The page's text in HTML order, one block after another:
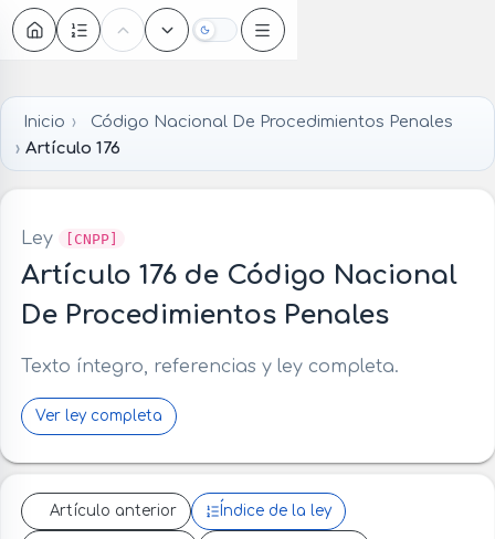
Oscuro
Inicio
Código Nacional De Procedimientos Penales
Artículo 176
Ley [CNPP]
Artículo 176 de Código Nacional
De Procedimientos Penales
Texto íntegro, referencias y ley completa.
Ver ley completa
Artículo anterior Índice de la ley